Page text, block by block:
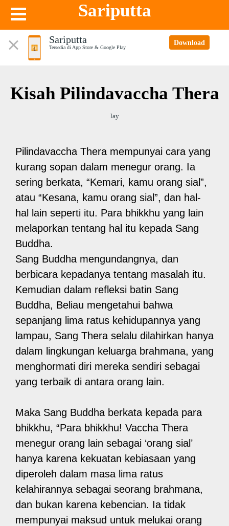
Sariputta
Sariputta
Tersedia di App Store & Google Play
Download
Kisah Pilindavaccha Thera
lay
Pilindavaccha Thera mempunyai cara yang
kurang sopan dalam menegur orang. Ia
sering berkata, “Kemari, kamu orang sial”,
atau “Kesana, kamu orang sial”, dan hal-
hal lain seperti itu. Para bhikkhu yang lain
melaporkan tentang hal itu kepada Sang
Buddha.
Sang Buddha mengundangnya, dan
berbicara kepadanya tentang masalah itu.
Kemudian dalam refleksi batin Sang
Buddha, Beliau mengetahui bahwa
sepanjang lima ratus kehidupannya yang
lampau, Sang Thera selalu dilahirkan hanya
dalam lingkungan keluarga brahmana, yang
menghormati diri mereka sendiri sebagai
yang terbaik di antara orang lain.
Maka Sang Buddha berkata kepada para
bhikkhu, “Para bhikkhu! Vaccha Thera
menegur orang lain sebagai ‘orang sial’
hanya karena kekuatan kebiasaan yang
diperoleh dalam masa lima ratus
kelahirannya sebagai seorang brahmana,
dan bukan karena kebencian. Ia tidak
mempunyai maksud untuk melukai orang